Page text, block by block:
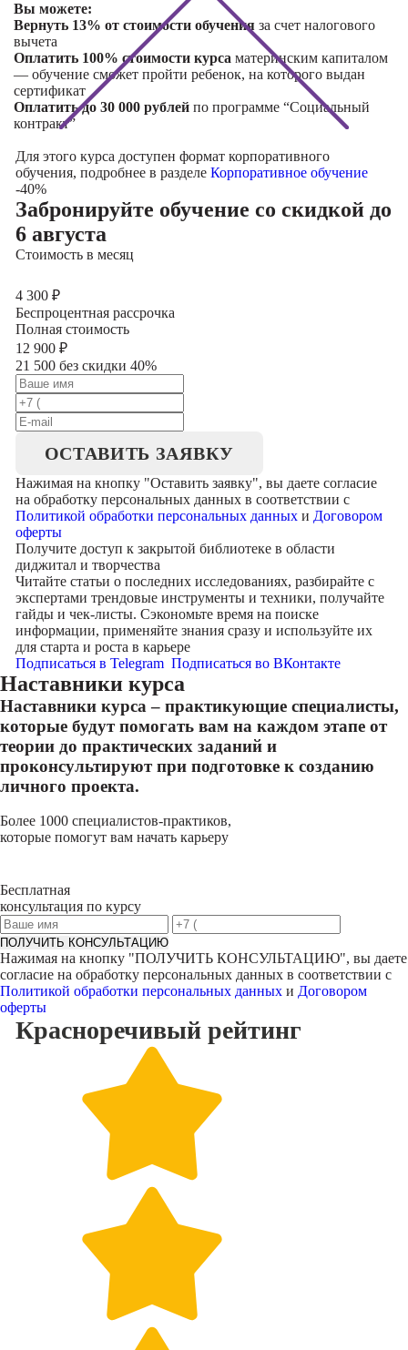
Вы можете:
Вернуть 13% от стоимости обучения за счет налогового
вычета
Оплатить 100% стоимости курса материнским капиталом
— обучение сможет пройти ребенок, на которого выдан
сертификат
Оплатить до 30 000 рублей по программе “Социальный
контракт”
Для этого курса доступен формат корпоративного
обучения, подробнее в разделе Корпоративное обучение
-40%
Забронируйте обучение со скидкой до
6 августа
Стоимость в месяц
4 300 ₽
Беспроцентная рассрочка
Полная стоимость
12 900 ₽
21 500 без скидки 40%
ОСТАВИТЬ ЗАЯВКУ
Нажимая на кнопку "Оставить заявку", вы даете согласие
на обработку персональных данных в соответствии с
Политикой обработки персональных данныхи Договором
оферты
Получите доступ к закрытой библиотекев области
диджитал и творчества
Читайте статьи о последних исследованиях, разбирайте с
экспертами трендовые инструменты и техники, получайте
гайды и чек-листы. Сэкономьте время на поиске
информации, применяйте знания сразу и используйте их
для старта и роста в карьере
Подписаться в Telegram Подписаться во ВКонтакте
Наставники курса
Наставники курса – практикующие специалисты,
которые будут помогать вам на каждом этапе от
теории до практических заданий и
проконсультируют при подготовке к созданию
личного проекта.
Более 1000 специалистов-практиков,
которые помогут вам начать карьеру
Бесплатная
консультация по курсу
ПОЛУЧИТЬ КОНСУЛЬТАЦИЮ
Нажимая на кнопку "ПОЛУЧИТЬ КОНСУЛЬТАЦИЮ", вы даете
согласие на обработку персональных данных в соответствии с
Политикой обработки персональных данных и Договором
оферты
Красноречивый рейтинг